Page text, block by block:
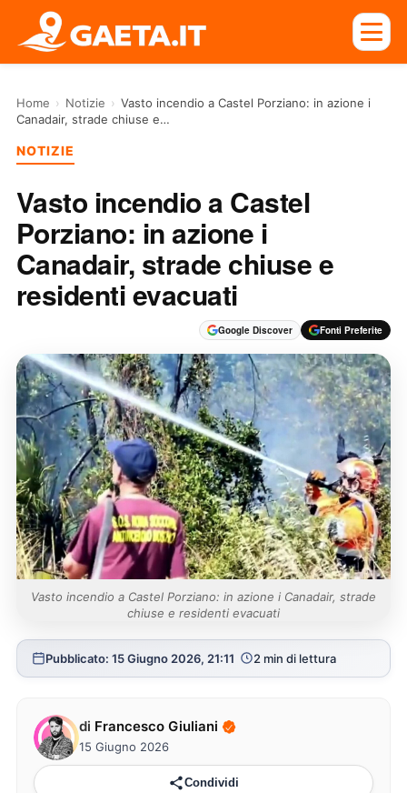
Home › Notizie › Vasto incendio a Castel Porziano: in azione i
Canadair, strade chiuse e…
NOTIZIE
Vasto incendio a Castel
Porziano: in azione i
Canadair, strade chiuse e
residenti evacuati
Google Discover Fonti Preferite
Vasto incendio a Castel Porziano: in azione i Canadair, strade
chiuse e residenti evacuati
Pubblicato: 15 Giugno 2026, 21:11 2 min di lettura
di Francesco Giuliani
15 Giugno 2026
Condividi